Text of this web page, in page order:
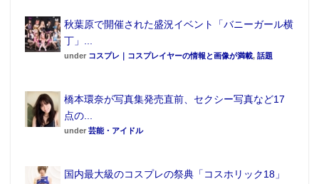
秋葉原で開催された盛況イベント「バニーガール横
丁」...
under コスプレ｜コスプレイヤーの情報と画像が満載, 話題
橋本環奈が写真集発売直前、セクシー写真など17
点の...
under 芸能・アイドル
国内最大級のコスプレの祭典「コスホリック18」